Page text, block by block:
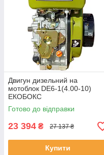
Двигун дизельний на
мотоблок DE6-1(4.00-10)
ЕКОБОКС
Готово до відправки
23 394 ₴ 27 137 ₴
Купити